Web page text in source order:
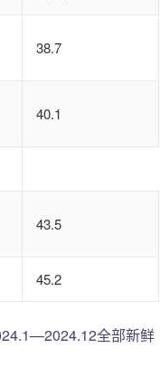
38.7
40.1
43.5
45.2
全部新鲜